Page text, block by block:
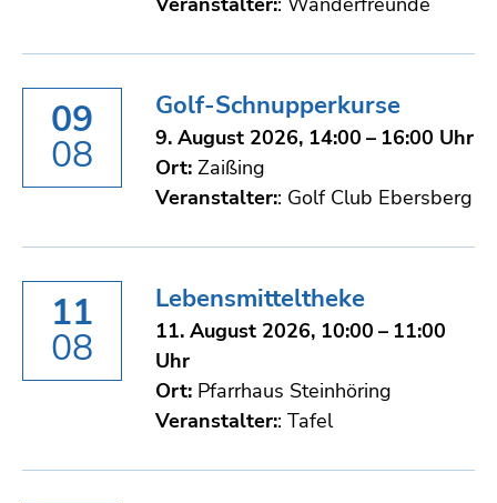
09
08
Golf-Schnupperkurse
9. August 2026, 14:00 – 16:00 Uhr
Ort: Zaißing
Veranstalter:: Golf Club Ebersberg
11
08
Lebensmitteltheke
11. August 2026, 10:00 – 11:00
Uhr
Ort: Pfarrhaus Steinhöring
Veranstalter:: Tafel